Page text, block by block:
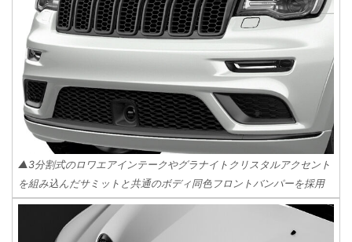
▲3分割式のロワエアインテークやグラナイトクリスタルアクセント
を組み込んだサミットと共通のボディ同色フロントバンパーを採用